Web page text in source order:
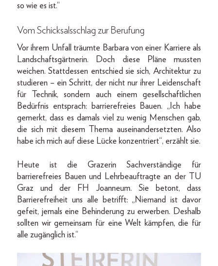
so wie es ist.“
Vom Schicksalsschlag zur Berufung
Vor ihrem Unfall träumte Barbara von einer Karriere als
Landschaftsgärtnerin. Doch diese Pläne mussten
weichen. Stattdessen entschied sie sich, Architektur zu
studieren – ein Schritt, der nicht nur ihrer Leidenschaft
für Technik, sondern auch einem gesellschaftlichen
Bedürfnis entsprach: barrierefreies Bauen. „Ich habe
gemerkt, dass es damals viel zu wenig Menschen gab,
die sich mit diesem Thema auseinandersetzten. Also
habe ich mich auf diese Lücke konzentriert“, erzählt sie.
Heute ist die Grazerin Sachverständige für
barrierefreies Bauen und Lehrbeauftragte an der TU
Graz und der FH Joanneum. Sie betont, dass
Barriere­freiheit uns alle betrifft: „Niemand ist davor
gefeit, jemals eine Behinderung zu erwerben. Deshalb
sollten wir gemeinsam für eine Welt kämpfen, die für
alle zugänglich ist.“